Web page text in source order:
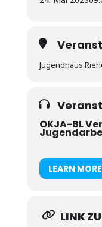
Jugendhaus
OKJA-BL
LEARN MORE
LINK